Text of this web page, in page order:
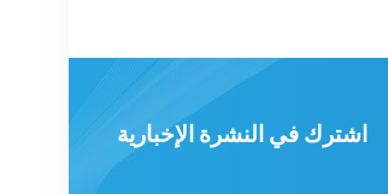
الأساسية
اشترك في النشرة الإخبارية